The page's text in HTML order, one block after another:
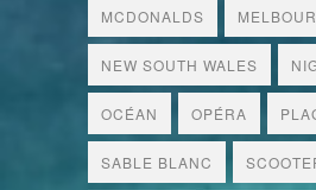
MCDONALDS
NEW SOUTH WALES
OCÉAN OPÉRA
SABLE BLANC